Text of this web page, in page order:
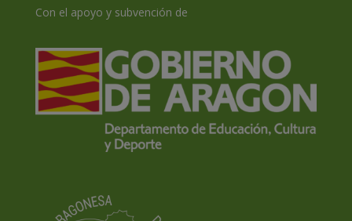
Con el apoyo y subvención de